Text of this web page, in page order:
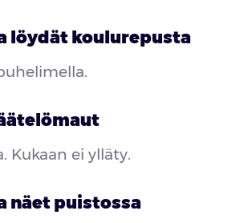
löydät koulurepusta
Kukaan ei ylläty.
näet puistossa